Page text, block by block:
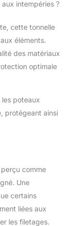
cm,
vos
&
– Kit
pour
+
au
intempéries ?
cette tonnelle
éléments.
des matériaux
optimale
les poteaux
protégeant ainsi
comme
Une
certains
liées aux
les filetages.